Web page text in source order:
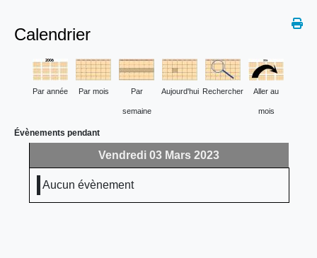
Calendrier
Par année Par mois Par
semaine
Aujourd'hui Rechercher Aller au
mois
Évènements pendant
Vendredi 03 Mars 2023
Aucun évènement